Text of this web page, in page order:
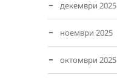
декември 2025
ноември 2025
октомври 2025